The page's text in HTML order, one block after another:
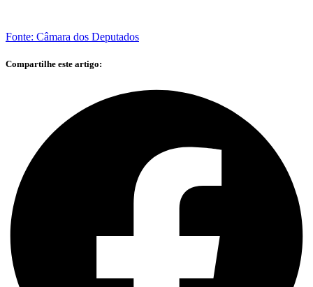
Fonte: Câmara dos Deputados
Compartilhe este artigo: